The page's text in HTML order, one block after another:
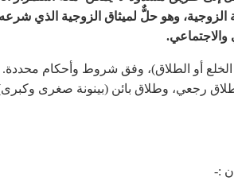
الزوجية، وهو حلٌّ لميثاق الزوجية الذي شرعه
والاجتماعي.
أو الطلاق)، وفق شروط وأحكام
طلاق رجعي، وطلاق بائن (بينونة صغرى
:-